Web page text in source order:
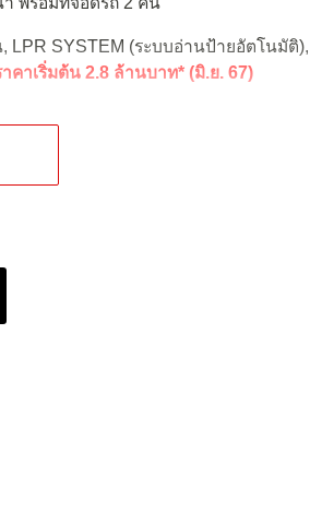
SYSTEM (ระบบอ่านป้ายอัตโนมัติ),
คาเริ่มต้น 2.8 ล้านบาท* (มิ.ย. 67)